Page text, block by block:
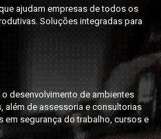
ajudam empresas de todos os
Soluções integradas para
desenvolvimento de ambientes
além de assessoria e consultorias
segurança do trabalho, cursos e